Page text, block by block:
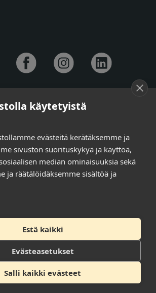
Jaanu, kehittämispäällikkö,
572 4620
viestintäpäällikkö,
479 6618
viestintä- ja tapahtumakoordinaattori,
130 3832
käytetyistä
evästeitä kerätäksemme ja
sivuston suorituskykyä ja käyttöä,
median ominaisuuksia sekä
ja räätälöidäksemme sisältöä ja
Estä kaikki
Evästeasetukset
Salli kaikki evästeet